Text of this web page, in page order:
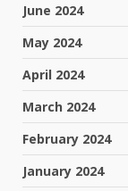
June 2024
May 2024
April 2024
March 2024
February 2024
January 2024